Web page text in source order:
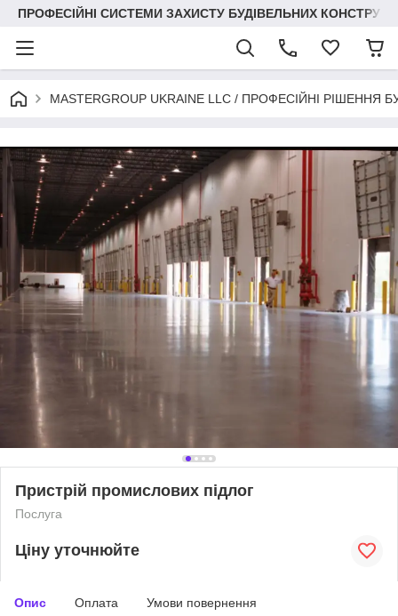
ПРОФЕСІЙНІ СИСТЕМИ ЗАХИСТУ БУДІВЕЛЬНИХ КОНСТРУКЦІЙ
MASTERGROUP UKRAINE LLC / ПРОФЕСІЙНІ РІШЕННЯ
Пристрій промислових підлог
Послуга
Ціну уточнюйте
Опис Оплата Умови повернення